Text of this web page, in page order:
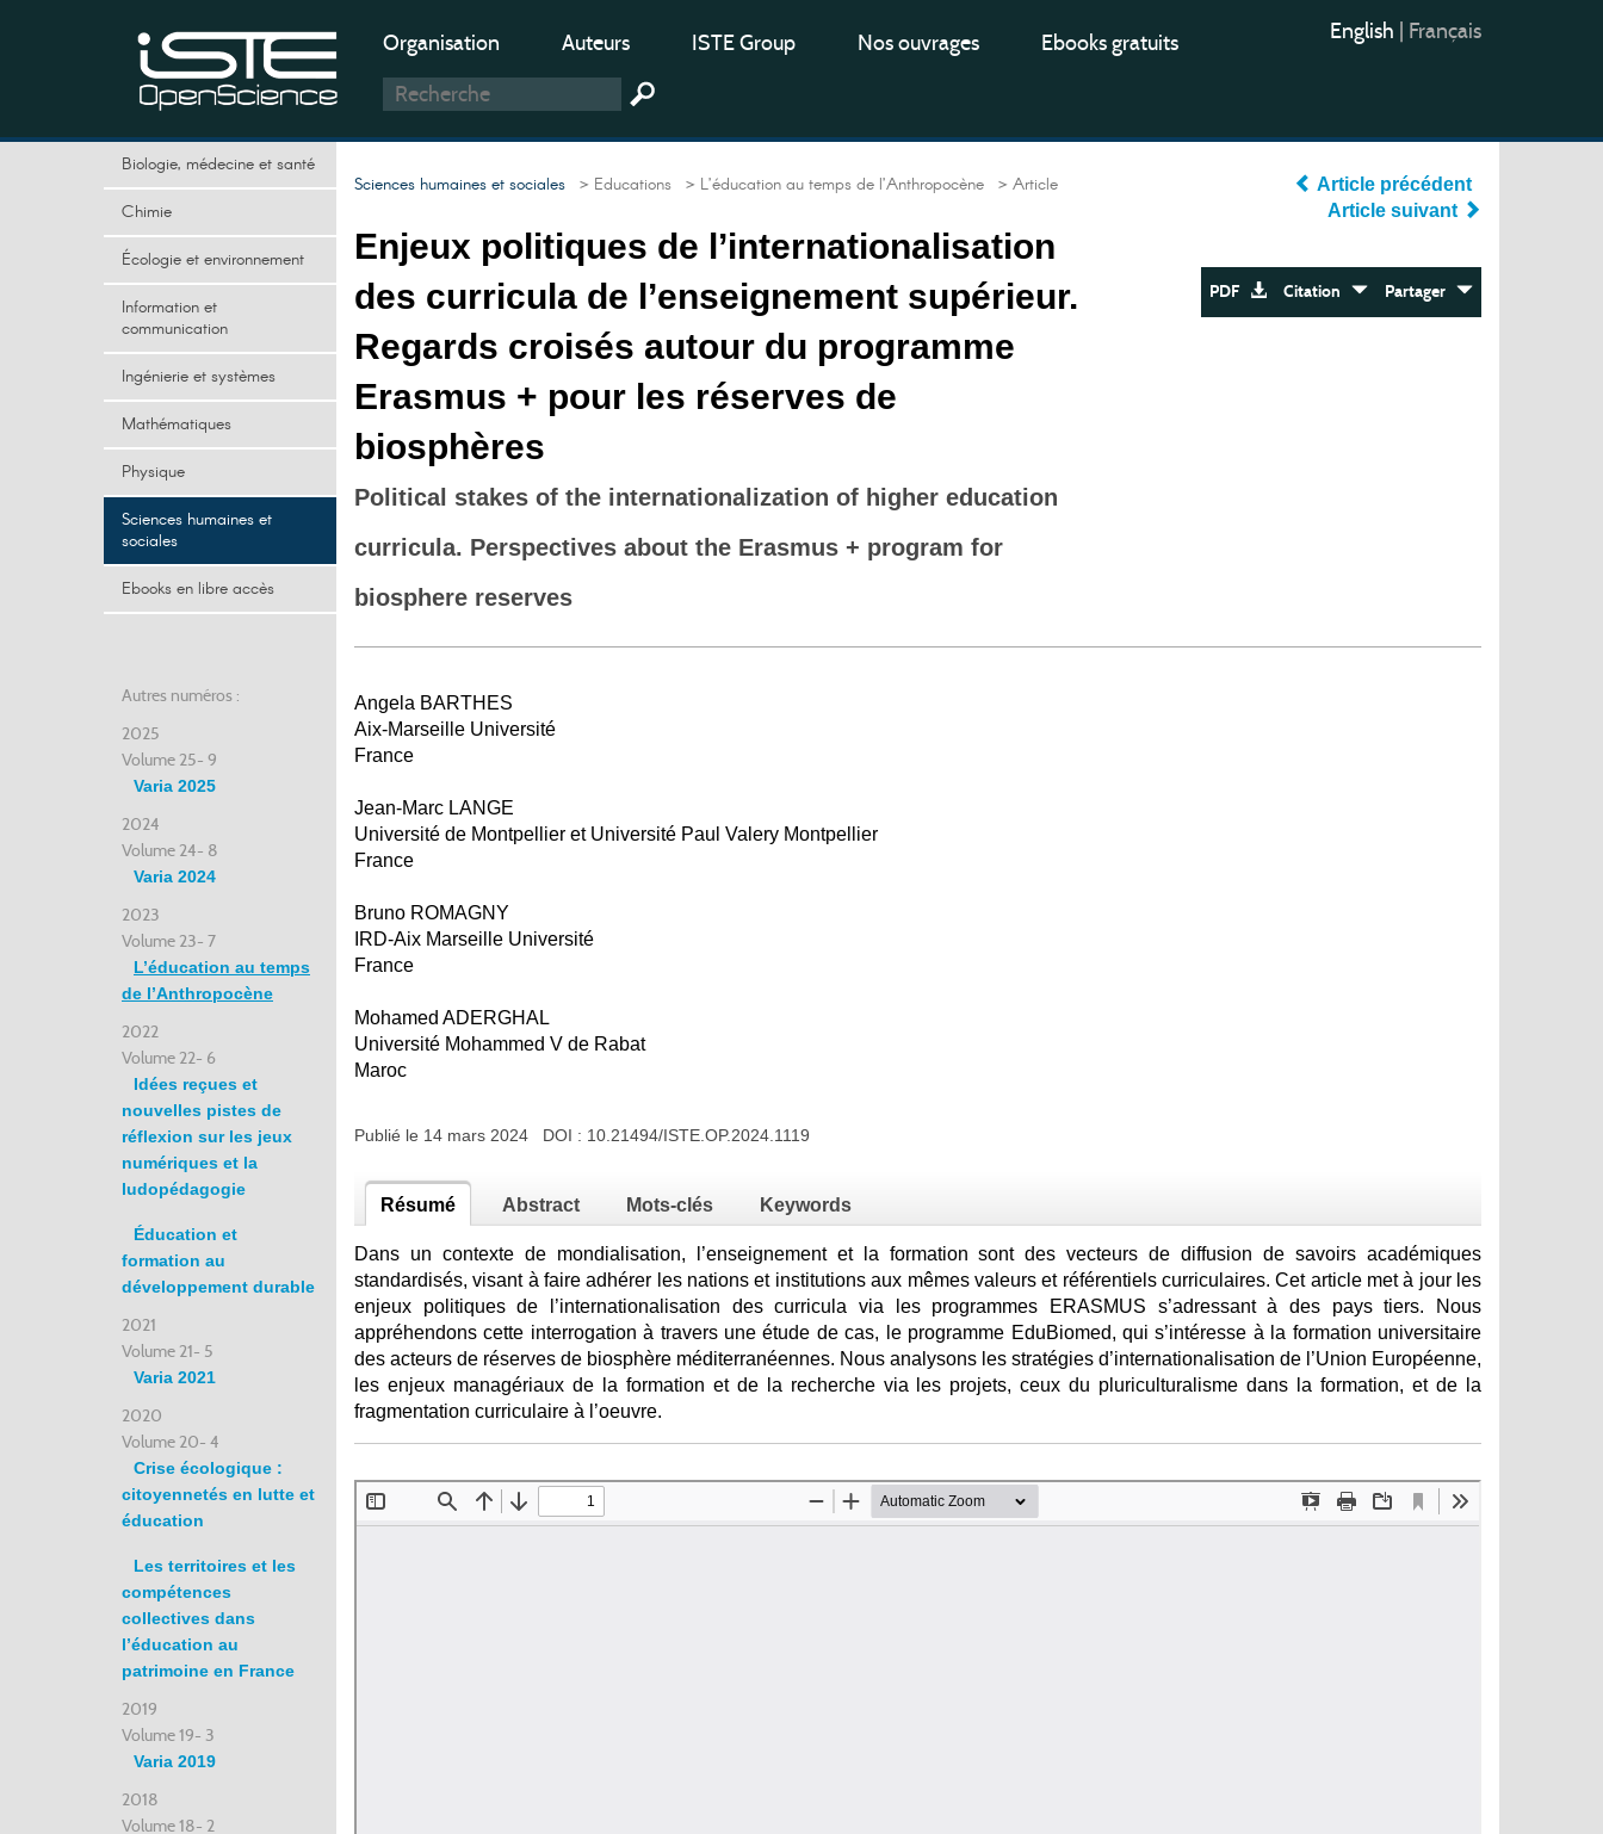
Organisation Auteurs ISTE Group Nos ouvrages Ebooks gratuits English Français
Biologie, médecine et santé
Chimie
Écologie et environnement
Information et
communication
Ingénierie et systèmes
Mathématiques
Physique
Sciences humaines et
sociales
Ebooks en libre accès
Autres numéros :
2025
Volume 25- 9
Varia 2025
2024
Volume 24- 8
Varia 2024
2023
Volume 23- 7
L’éducation au temps
de l’Anthropocène
2022
Volume 22- 6
Idées reçues et
nouvelles pistes de
réflexion sur les jeux
numériques et la
ludopédagogie
Éducation et
formation au
développement durable
2021
Volume 21- 5
Varia 2021
2020
Volume 20- 4
Crise écologique :
citoyennetés en lutte et
éducation
Les territoires et les
compétences
collectives dans
l’éducation au
patrimoine en France
2019
Volume 19- 3
Varia 2019
2018
Volume 18- 2
Sciences humaines et sociales > Educations > L’éducation au temps de l’Anthropocène > Article
Enjeux politiques de l’internationalisation
des curricula de l’enseignement supérieur.
Regards croisés autour du programme
Erasmus + pour les réserves de
biosphères
Political stakes of the internationalization of higher education
curricula. Perspectives about the Erasmus + program for
biosphere reserves
Article précédent
Article suivant
PDF Citation Partager
Angela BARTHES
Aix-Marseille Université
France
Jean-Marc LANGE
Université de Montpellier et Université Paul Valery Montpellier
France
Bruno ROMAGNY
IRD-Aix Marseille Université
France
Mohamed ADERGHAL
Université Mohammed V de Rabat
Maroc
Publié le 14 mars 2024 DOI : 10.21494/ISTE.OP.2024.1119
Résumé Abstract Mots-clés Keywords
Dans un contexte de mondialisation, l’enseignement et la formation sont des vecteurs de diffusion de savoirs académiques
standardisés, visant à faire adhérer les nations et institutions aux mêmes valeurs et référentiels curriculaires. Cet article met à jour les
enjeux politiques de l’internationalisation des curricula via les programmes ERASMUS s’adressant à des pays tiers. Nous
appréhendons cette interrogation à travers une étude de cas, le programme EduBiomed, qui s’intéresse à la formation universitaire
des acteurs de réserves de biosphère méditerranéennes. Nous analysons les stratégies d’internationalisation de l’Union Européenne,
les enjeux managériaux de la formation et de la recherche via les projets, ceux du pluriculturalisme dans la formation, et de la
fragmentation curriculaire à l’oeuvre.